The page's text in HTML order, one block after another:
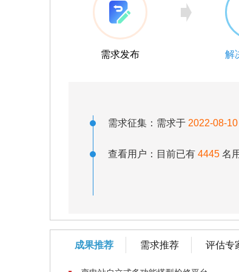
需求发布 解
需求征集：需求于 2022-08-10
查看用户：目前已有 4445 名
成果推荐 需求推荐 评估专